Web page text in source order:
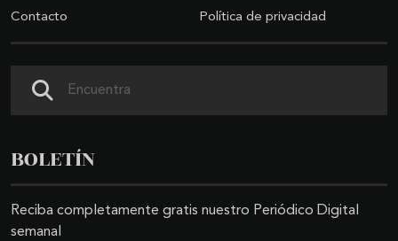
Contacto Política de privacidad
BOLETÍN
Reciba completamente gratis nuestro Periódico Digital
semanal